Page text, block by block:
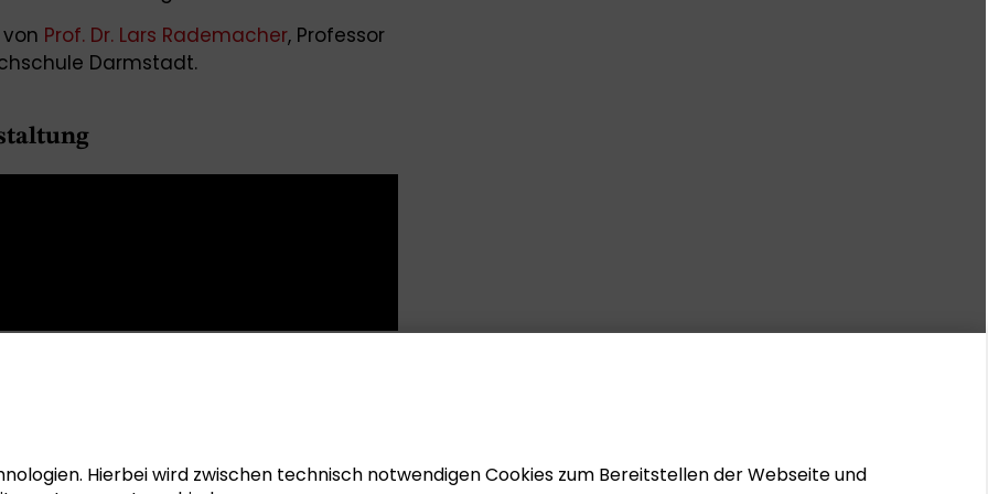
Prof. Dr. Lars Rademacher, Professor
Darmstadt.
Hierbei wird zwischen technisch notwendigen Cookies zum Bereitstellen der Webseite und